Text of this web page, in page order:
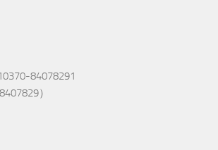
84078291
）